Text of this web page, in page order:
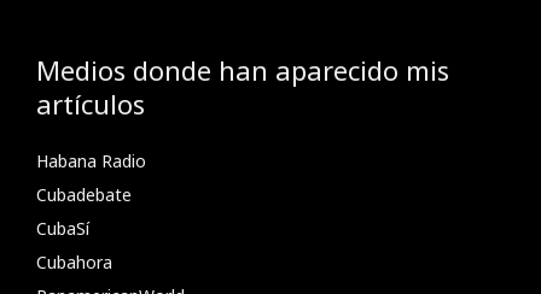
Medios donde han aparecido mis
artículos
Habana Radio
Cubadebate
CubaSí
Cubahora